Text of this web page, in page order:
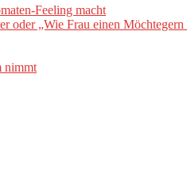
Feeling macht
oder „Wie Frau einen
nimmt